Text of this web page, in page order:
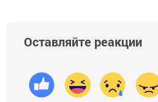
Оставляйте реакции